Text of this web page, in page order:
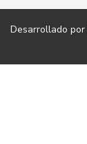
Desarrollado por